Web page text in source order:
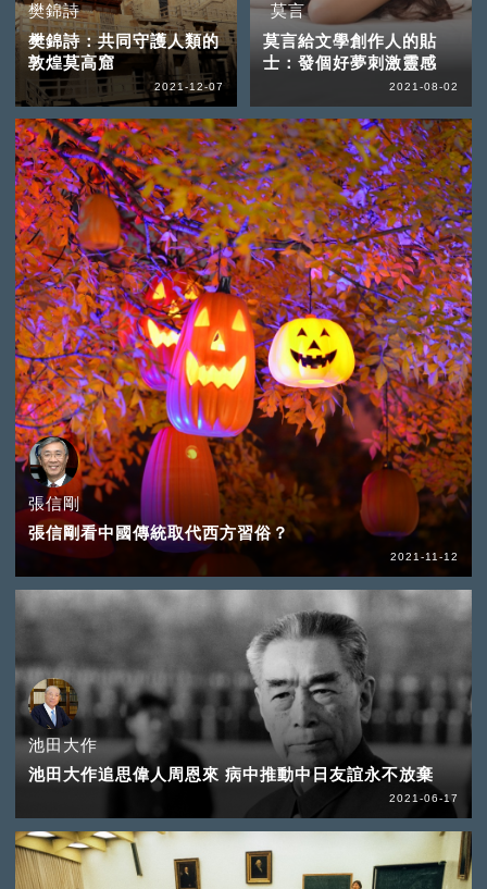
樊錦詩
樊錦詩：共同守護人類的
敦煌莫高窟
2021-12-07
張信剛
張信剛看中國傳統取代西方習俗？
2021-11-12
莫言
莫言給文學創作人的貼
士：發個好夢刺激靈感
2021-08-02
池田大作
池田大作追思偉人周恩來 病中推動中日友誼永不放棄
2021-06-17